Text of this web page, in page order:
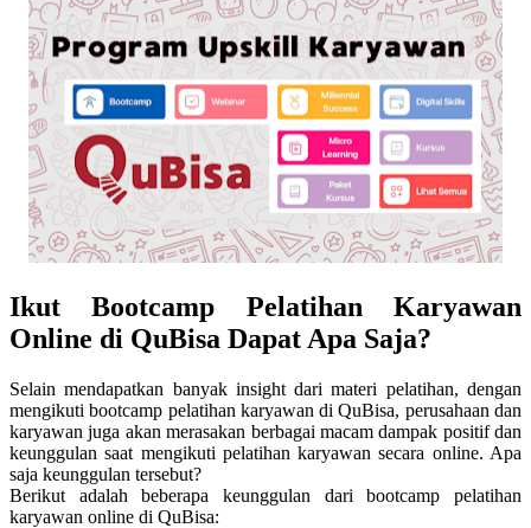
Ikut Bootcamp Pelatihan Karyawan
Online di QuBisa Dapat Apa Saja?
Selain mendapatkan banyak insight dari materi pelatihan, dengan
mengikuti bootcamp pelatihan karyawan di QuBisa, perusahaan dan
karyawan juga akan merasakan berbagai macam dampak positif dan
keunggulan saat mengikuti pelatihan karyawan secara online. Apa
saja keunggulan tersebut?
Berikut adalah beberapa keunggulan dari bootcamp pelatihan
karyawan online di QuBisa: